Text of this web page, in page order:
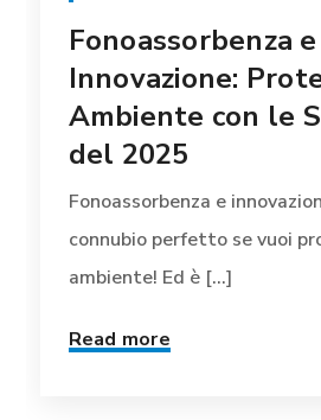
Fonoassorbenza e
Innovazione:
Ambiente con le
del 2025
Fonoassorbenza e
connubio perfetto se vuoi
ambiente! Ed è [...]
Read more